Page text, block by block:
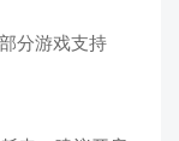
分游戏支持